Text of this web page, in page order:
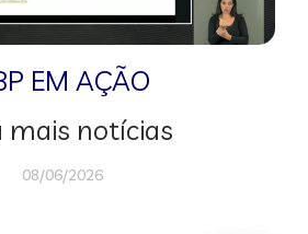
EM AÇÃO
mais notícias
08/06/2026